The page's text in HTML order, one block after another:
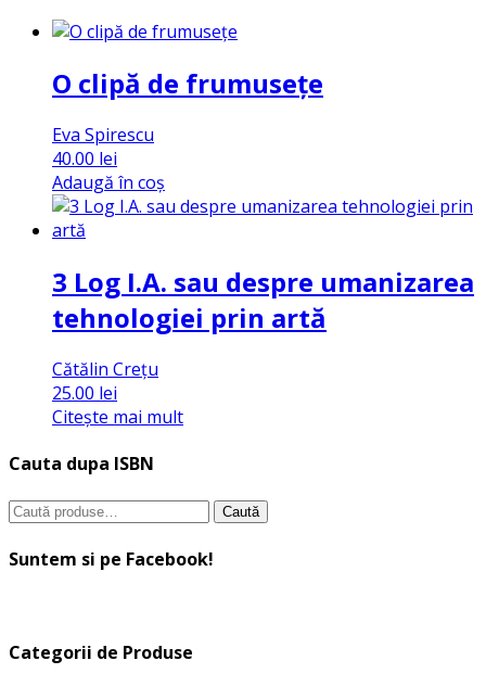
O clipă de frumusețe
Eva Spirescu
40.00 lei
Adaugă în coș
3 Log I.A. sau despre umanizarea
tehnologiei prin artă
Cătălin Crețu
25.00 lei
Citește mai mult
Cauta dupa ISBN
Caută
Caută
Suntem si pe Facebook!
Categorii de Produse